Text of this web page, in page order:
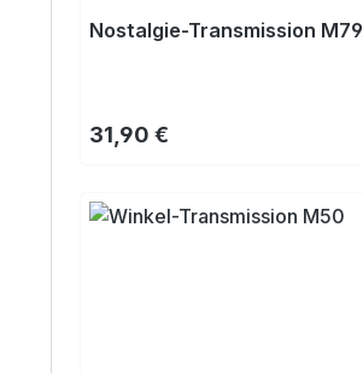
Nostalgie-Transmission M79
Regulärer Preis:
31,90 €